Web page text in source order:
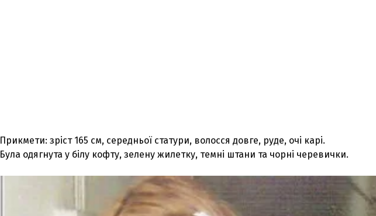
Прикмети: зріст 165 см, середньої статури, волосся довге, руде, очі карі.
Була одягнута у білу кофту, зелену жилетку, темні штани та чорні черевички.